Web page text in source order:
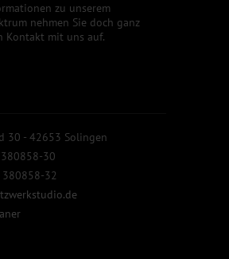
zu unserem
nehmen Sie doch ganz
Kontakt mit uns auf.
30 - 42653 Solingen
30
380858-32